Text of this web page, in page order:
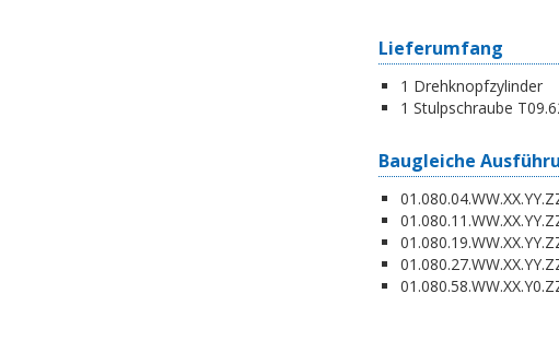
Lieferumfang
1 Drehknopfzylinder
1 Stulpschraube
Baugleiche